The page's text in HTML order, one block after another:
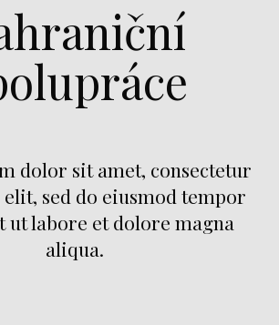
dolor sit amet, consectetur
sed do eiusmod tempor
labore et dolore magna
aliqua.